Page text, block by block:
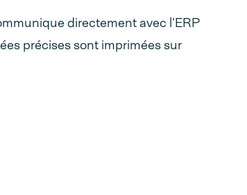
directement avec l’ERP
précises sont imprimées sur